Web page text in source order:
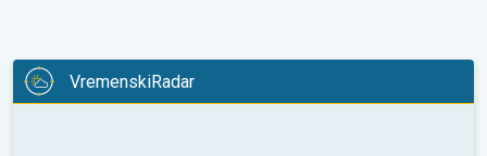
VremenskiRadar